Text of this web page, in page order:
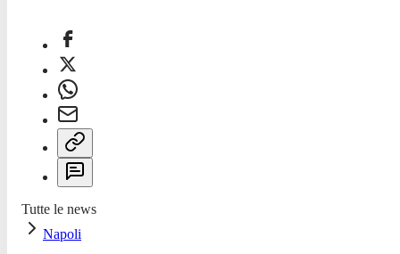
Tutte le news
Napoli